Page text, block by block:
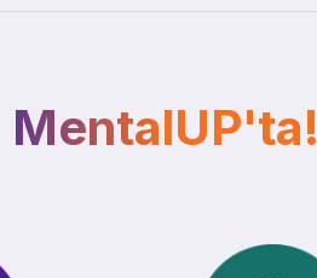
MentalUP'ta!